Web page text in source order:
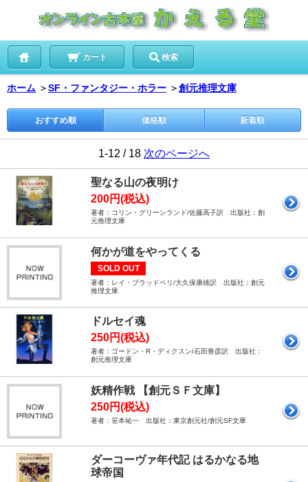
カート 検索
ホーム ＞SF・ファンタジー・ホラー ＞創元推理文庫
おすすめ順 価格順 新着順
1-12 / 18 次のページへ
聖なる山の夜明け
200円(税込)
著者：コリン・グリーンランド/佐藤高子訳 出版社：創
元推理文庫
何かが道をやってくる
SOLD OUT
著者：レイ・ブラッドベリ/大久保康雄訳 出版社：創元
推理文庫
ドルセイ魂
250円(税込)
著者：ゴードン・R・ディクスン/石田善彦訳 出版社：
創元推理文庫
妖精作戦 【創元ＳＦ文庫】
250円(税込)
著者：笹本祐一 出版社：東京創元社/創元SF文庫
ダーコーヴァ年代記 はるかなる地
球帝国